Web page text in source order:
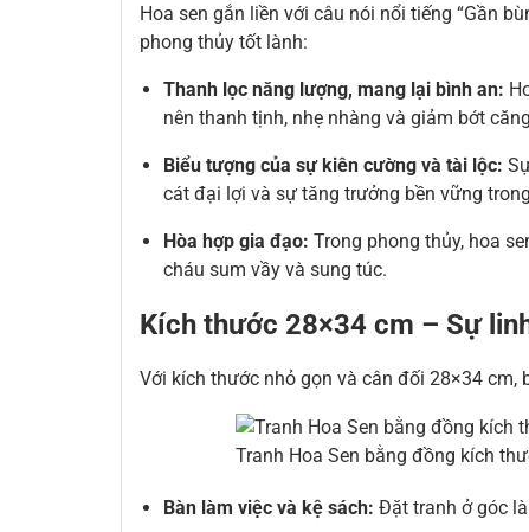
Hoa sen gắn liền với câu nói nổi tiếng “Gần
phong thủy tốt lành:
Thanh lọc năng lượng, mang lại bình an:
nên thanh tịnh, nhẹ nhàng và giảm bớt
Biểu tượng của sự kiên cường và tài lộc:
cát đại lợi và sự tăng trưởng bền vững
Hòa hợp gia đạo: Trong phong thủy, hoa
cháu sum vầy và sung túc.
Kích thước 28×34 cm – Sự
Với kích thước nhỏ gọn và cân đối 28×34
Tranh Hoa Sen bằng đồng kích
Bàn làm việc và kệ sách: Đặt tranh ở góc